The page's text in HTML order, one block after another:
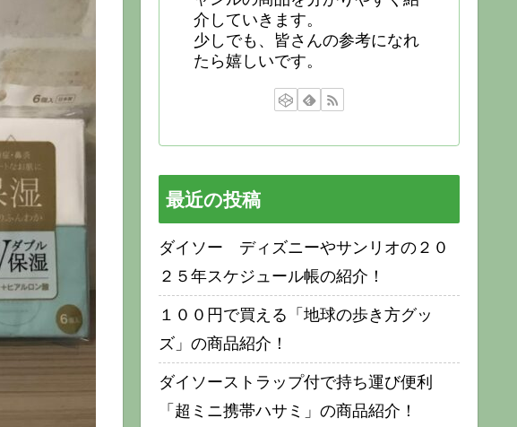
介していきます。
少しでも、皆さんの参考になれ
たら嬉しいです。
最近の投稿
ダイソー ディズニーやサンリオの２０
２５年スケジュール帳の紹介！
１００円で買える「地球の歩き方グッ
ズ」の商品紹介！
ダイソーストラップ付で持ち運び便利
「超ミニ携帯ハサミ」の商品紹介！